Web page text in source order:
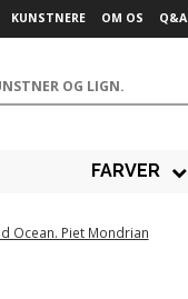
KUNSTNERE OM OS Q&A
FARVER
Ocean. Piet Mondrian